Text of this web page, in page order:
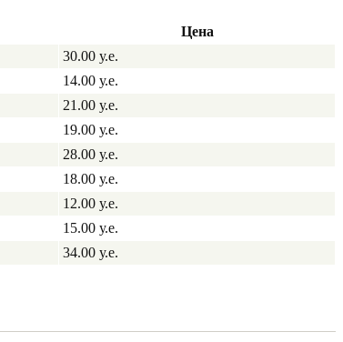
Цена
30.00 у.е.
14.00 у.е.
21.00 у.е.
19.00 у.е.
28.00 у.е.
18.00 у.е.
12.00 у.е.
15.00 у.е.
34.00 у.е.